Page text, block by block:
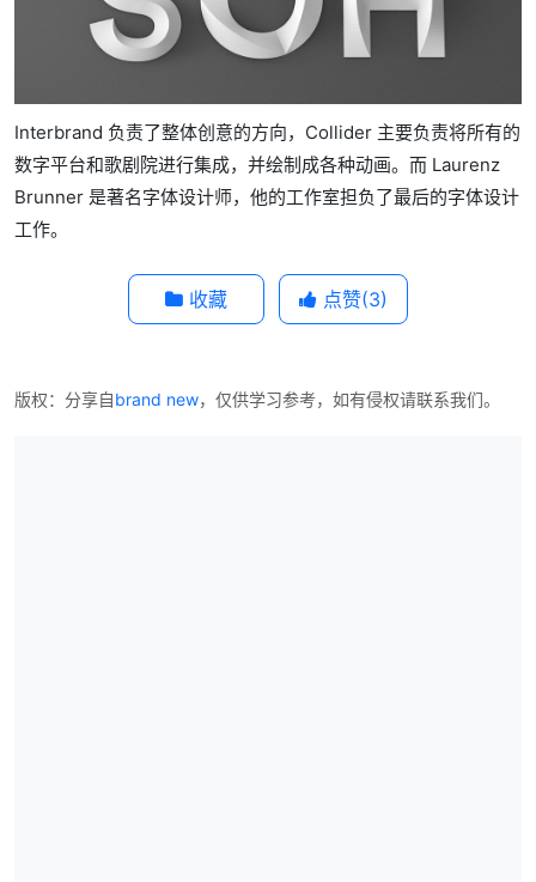
Interbrand 负责了整体创意的方向，Collider 主要负责将所有的
数字平台和歌剧院进行集成，并绘制成各种动画。而 Laurenz
Brunner 是著名字体设计师，他的工作室担负了最后的字体设计
工作。
收藏 点赞(3)
版权：分享自brand new，仅供学习参考，如有侵权请联系我们。